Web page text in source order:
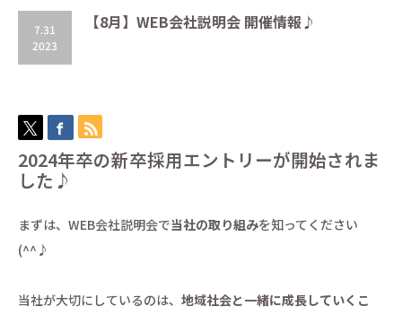
7.31
2023
【8月】WEB会社説明会 開催情報♪
2024年卒の新卒採用エントリーが開始されま
した ♪
まずは、WEB会社説明会で当社の取り組みを知ってください
(^^♪
当社が大切にしているのは、 地域社会と一緒に成長していくこ